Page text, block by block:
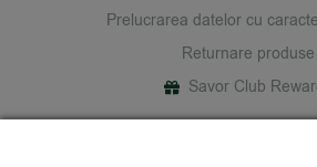
Prelucrarea datelor cu
Returnare produse
Savor Club